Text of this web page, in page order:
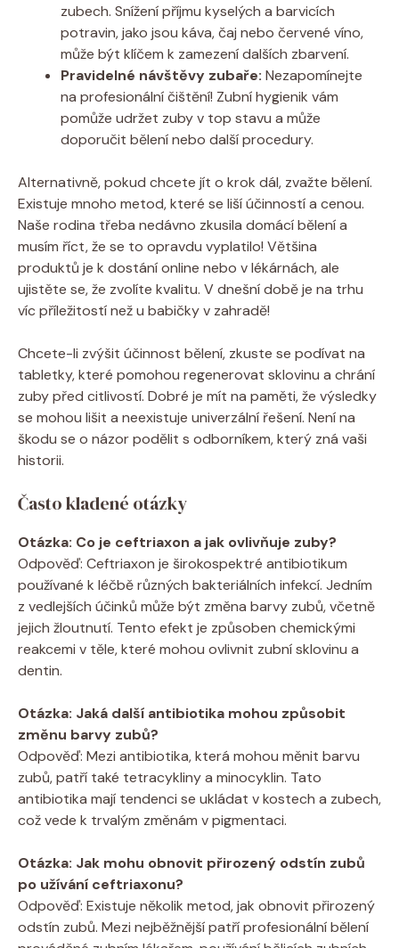
zubech. Snížení příjmu kyselých a barvicích
potravin, jako jsou káva, čaj nebo červené víno,
může být klíčem k zamezení dalších zbarvení.
Pravidelné návštěvy zubaře: Nezapomínejte
na profesionální čištění! Zubní hygienik vám
pomůže udržet zuby v top stavu a může
doporučit bělení nebo další procedury.
Alternativně, pokud chcete jít o krok dál, zvažte bělení.
Existuje mnoho metod, které se liší účinností a cenou.
Naše rodina třeba nedávno zkusila domácí bělení a
musím říct, že se to opravdu vyplatilo! Většina
produktů je k dostání online nebo v lékárnách, ale
ujistěte se, že zvolíte kvalitu. V dnešní době je na trhu
víc příležitostí než u babičky v zahradě!
Chcete-li zvýšit účinnost bělení, zkuste se podívat na
tabletky, které pomohou regenerovat sklovinu a chrání
zuby před citlivostí. Dobré je mít na paměti, že výsledky
se mohou lišit a neexistuje univerzální řešení. Není na
škodu se o názor podělit s odborníkem, který zná vaši
historii.
Často kladené otázky
Otázka: Co je ceftriaxon a jak ovlivňuje zuby?
Odpověď: Ceftriaxon je širokospektré antibiotikum
používané k léčbě různých bakteriálních infekcí. Jedním
z vedlejších účinků může být změna barvy zubů, včetně
jejich žloutnutí. Tento efekt je způsoben chemickými
reakcemi v těle, které mohou ovlivnit zubní sklovinu a
dentin.
Otázka: Jaká další antibiotika mohou způsobit
změnu barvy zubů?
Odpověď: Mezi antibiotika, která mohou měnit barvu
zubů, patří také tetracykliny a minocyklin. Tato
antibiotika mají tendenci se ukládat v kostech a zubech,
což vede k trvalým změnám v pigmentaci.
Otázka: Jak mohu obnovit přirozený odstín zubů
po užívání ceftriaxonu?
Odpověď: Existuje několik metod, jak obnovit přirozený
odstín zubů. Mezi nejběžnější patří profesionální bělení